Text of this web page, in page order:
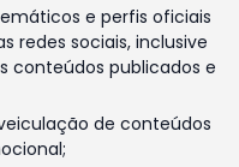
e perfis oficiais
redes sociais, inclusive
conteúdos publicados e
de conteúdos